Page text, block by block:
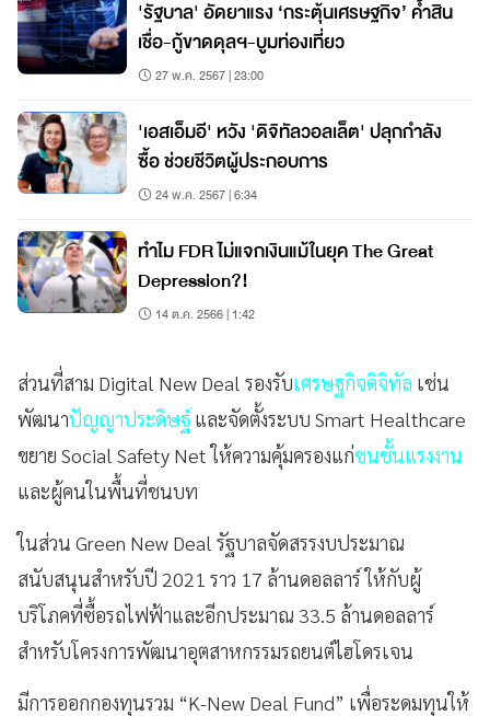
'รัฐบาล' อัดยาแรง ‘กระตุ้นเศรษฐกิจ’ ค้ำสิน
เชื่อ-กู้ขาดดุลฯ-บูมท่องเที่ยว
27 พ.ค. 2567 | 23:00
'เอสเอ็มอี' หวัง 'ดิจิทัลวอลเล็ต' ปลุกกำลัง
ซื้อ ช่วยชีวิตผู้ประกอบการ
24 พ.ค. 2567 | 6:34
ทำไม FDR ไม่แจกเงินแม้ในยุค The Great
Depression?!
14 ต.ค. 2566 | 1:42
ส่วนที่สาม Digital New Deal รองรับเศรษฐกิจดิจิทัล เช่น
พัฒนาปัญญาประดิษฐ์ และจัดตั้งระบบ Smart Healthcare
ขยาย Social Safety Net ให้ความคุ้มครองแก่ชนชั้นแรงงาน
และผู้คนในพื้นที่ชนบท
ในส่วน Green New Deal รัฐบาลจัดสรรงบประมาณ
สนับสนุนสำหรับปี 2021 ราว 17 ล้านดอลลาร์ ให้กับผู้
บริโภคที่ซื้อรถไฟฟ้าและอีกประมาณ 33.5 ล้านดอลลาร์
สำหรับโครงการพัฒนาอุตสาหกรรมรถยนต์ไฮโดรเจน
มีการออกกองทุนรวม “K-New Deal Fund” เพื่อระดมทุนให้